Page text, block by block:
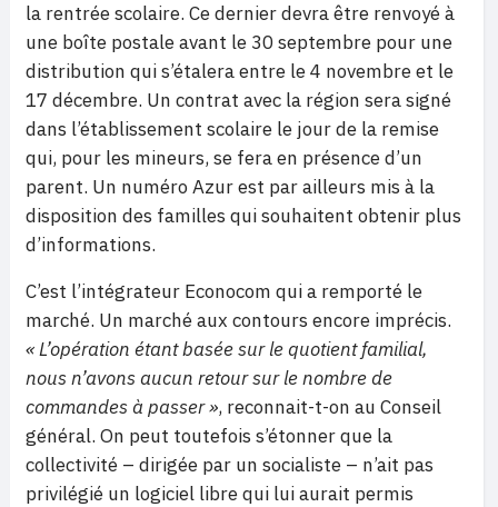
la rentrée scolaire. Ce dernier devra être renvoyé à
une boîte postale avant le 30 septembre pour une
distribution qui s’étalera entre le 4 novembre et le
17 décembre. Un contrat avec la région sera signé
dans l’établissement scolaire le jour de la remise
qui, pour les mineurs, se fera en présence d’un
parent. Un numéro Azur est par ailleurs mis à la
disposition des familles qui souhaitent obtenir plus
d’informations.
C’est l’intégrateur Econocom qui a remporté le
marché. Un marché aux contours encore imprécis.
« L’opération étant basée sur le quotient familial,
nous n’avons aucun retour sur le nombre de
commandes à passer », reconnait-t-on au Conseil
général. On peut toutefois s’étonner que la
collectivité – dirigée par un socialiste – n’ait pas
privilégié un logiciel libre qui lui aurait permis